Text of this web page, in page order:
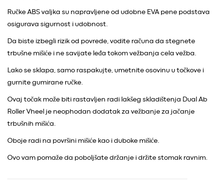
Ručke ABS valjka su napravljene od udobne EVA pene podstava
osigurava sigurnost i udobnost.
Da biste izbegli rizik od povrede, vodite računa da stegnete
trbušne mišiće i ne savijate leđa tokom vežbanja cela vežba.
Lako se sklapa, samo raspakujte, umetnite osovinu u točkove i
gurnite gumirane ručke.
Ovaj točak može biti rastavljen radi lakšeg skladištenja Dual Ab
Roller Vheel je neophodan dodatak za vežbanje za jačanje
trbušnih mišića.
Oboje radi na površini mišiće kao i duboke mišiće.
Ovo vam pomaže da poboljšate držanje i držite stomak ravnim.